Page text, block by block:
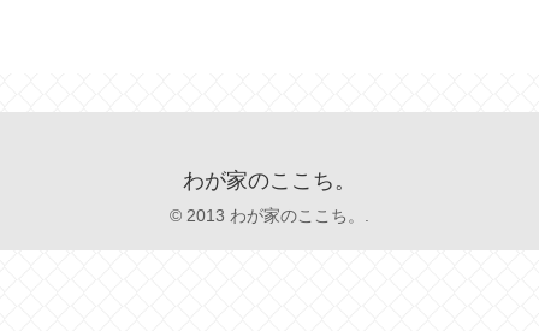
わが家のここち。
© 2013 わが家のここち。.